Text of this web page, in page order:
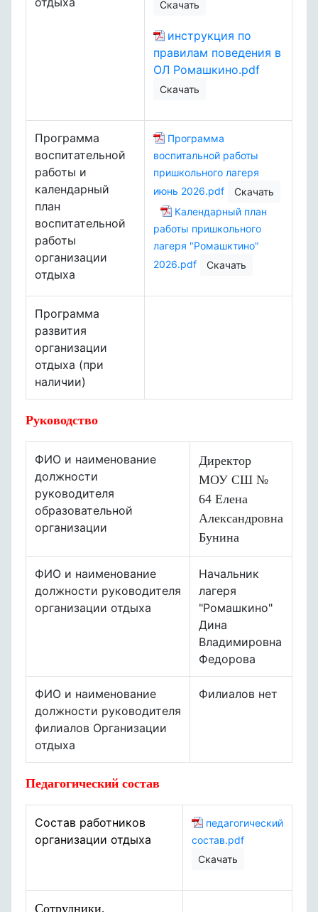
Скачать
инструкция по
правилам поведения в
ОЛ Ромашкино.pdf
Скачать
Программа
воспитательной
работы и
календарный
план
воспитательной
работы
организации
отдыха
Программа
воспитальной работы
пришкольного лагеря
июнь 2026.pdf
Скачать
Календарный план
работы пришкольного
лагеря "Ромашктино"
2026.pdf
Скачать
Программа
развития
организации
отдыха (при
наличии)
Руководство
ФИО и наименование
должности
руководителя
образовательной
организации
Директор
МОУ СШ №
64 Елена
Александровна
Бунина
ФИО и наименование
должности руководителя
организации отдыха
Начальник
лагеря
"Ромашкино"
Дина
Владимировна
Федорова
ФИО и наименование
должности руководителя
филиалов Организации
отдыха
Филиалов нет
Педагогический состав
Состав работников
организации отдыха
педагогический
состав.pdf
Скачать
Сотрудники,